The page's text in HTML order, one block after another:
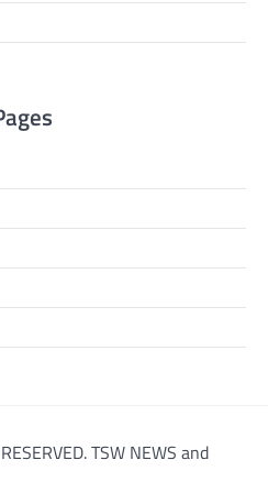
TSW NEWS and